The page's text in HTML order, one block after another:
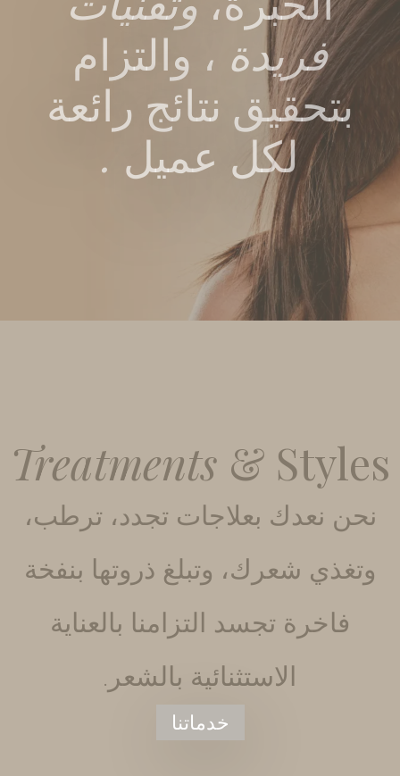
فريدة، والتزام
بتحقيق نتائج رائعة
لكل عميل
Treatments & Styles
نحن نعدك بعلاجات تجدد، ترطب،
وتغذي شعرك، وتبلغ ذروتها بنفخة
فاخرة تجسد التزامنا بالعناية
الاستثنائية بالشعر.
خدماتنا